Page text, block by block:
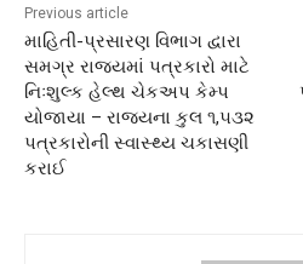
Previous article
માહિતી-પ્રસારણ વિભાગ દ્વારા
સમગ્ર રાજ્યમાં પત્રકારો માટે
નિઃશુલ્ક હેલ્થ ચેકઅપ કેમ્પ
યોજાયા – રાજ્યના કુલ ૧,૫૩૨
પત્રકારોની સ્વાસ્થ્ય ચકાસણી
કરાઈ